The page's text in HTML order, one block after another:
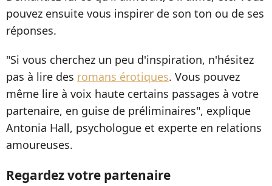
pouvez ensuite vous inspirer de son ton ou de ses
réponses.
"Si vous cherchez un peu d'inspiration, n'hésitez
pas à lire des romans érotiques. Vous pouvez
même lire à voix haute certains passages à votre
partenaire, en guise de préliminaires", explique
Antonia Hall, psychologue et experte en relations
amoureuses.
Regardez votre partenaire